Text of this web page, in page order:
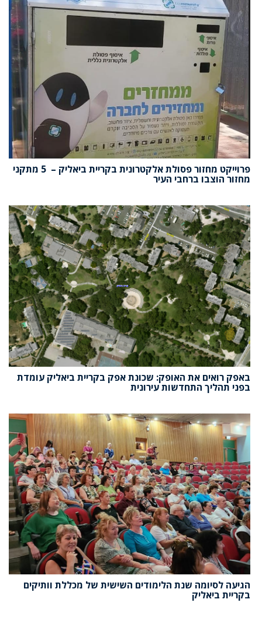
פרוייקט מחזור פסולת אלקטרונית בקריית ביאליק – 5 מתקני
מחזור הוצבו ברחבי העיר
באפק רואים את האופק: שכונת אפק בקריית ביאליק עומדת
בפני תהליך התחדשות עירונית
הגיעה לסיומה שנת הלימודים השישית של מכללת וותיקים
בקריית ביאליק